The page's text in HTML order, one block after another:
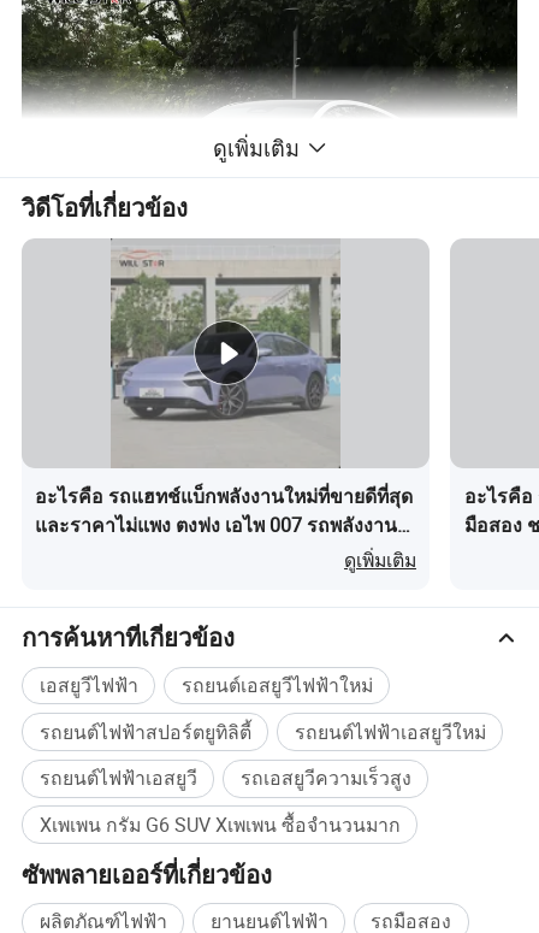
ดูเพิ่มเติม
วิดีโอที่เกี่ยวข้อง
อะไรคือ รถแฮทช์แบ็กพลังงานใหม่ที่ขายดีที่สุด
และราคาไม่แพง ตงฟง เอไพ 007 รถพลังงาน
ดูเพิ่มเติม
อะไรคือ
มือสอง
การค้นหาที่เกี่ยวข้อง
เอสยูวีไฟฟ้า
รถยนต์เอสยูวีไฟฟ้าใหม่
รถยนต์ไฟฟ้าสปอร์ตยูทิลิตี้
รถยนต์ไฟฟ้าเอสยูวีใหม่
รถยนต์ไฟฟ้าเอสยูวี
รถเอสยูวีความเร็วสูง
Xเพเพน กรัม G6 SUV Xเพเพน ซื้อจำนวนมาก
ซัพพลายเออร์ที่เกี่ยวข้อง
ผลิตภัณฑ์ไฟฟ้า ยานยนต์ไฟฟ้า รถมือสอง